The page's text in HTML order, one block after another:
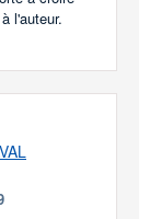
l'auteur.